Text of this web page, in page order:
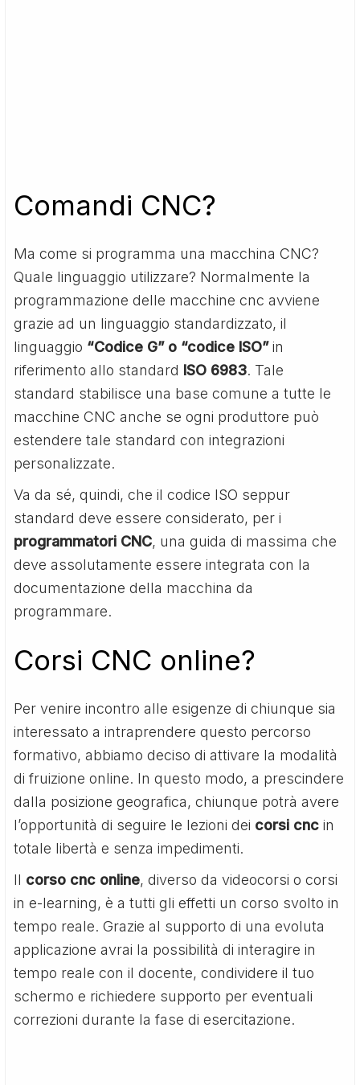
Comandi CNC?
Ma come si programma una macchina CNC?
Quale linguaggio utilizzare? Normalmente la
programmazione delle macchine cnc avviene
grazie ad un linguaggio standardizzato, il
linguaggio “Codice G” o “codice ISO”in
riferimento allo standard ISO 6983. Tale
standard stabilisce una base comune a tutte le
macchine CNC anche se ogni produttore può
estendere tale standard con integrazioni
personalizzate.
Va da sé, quindi, che il codice ISO seppur
standard deve essere considerato, per i
programmatori CNC, una guida di massima che
deve assolutamente essere integrata con la
documentazione della macchina da
programmare.
Corsi CNC online?
Per venire incontro alle esigenze di chiunque sia
interessato a intraprendere questo percorso
formativo, abbiamo deciso di attivare la modalità
di fruizione online. In questo modo, a prescindere
dalla posizione geografica, chiunque potrà avere
l’opportunità di seguire le lezioni dei corsi cnc in
totale libertà e senza impedimenti.
Il corso cnc online, diverso da videocorsi o corsi
in e-learning, è a tutti gli effetti un corso svolto in
tempo reale. Grazie al supporto di una evoluta
applicazione avrai la possibilità di interagire in
tempo reale con il docente, condividere il tuo
schermo e richiedere supporto per eventuali
correzioni durante la fase di esercitazione.